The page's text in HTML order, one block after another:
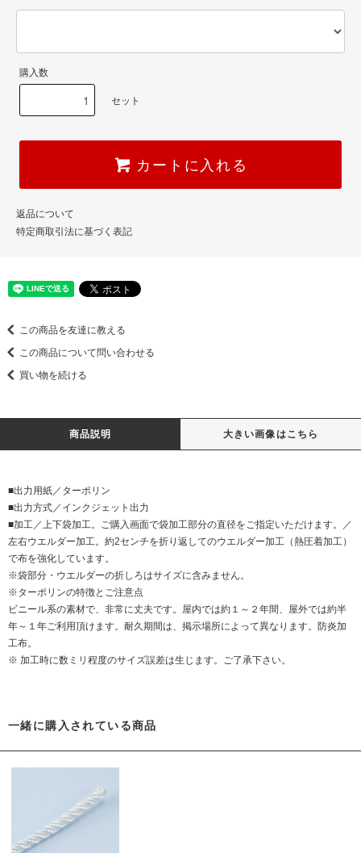
購入数
セット
カートに入れる
返品について
特定商取引法に基づく表記
この商品を友達に教える
この商品について問い合わせる
買い物を続ける
商品説明 大きい画像はこちら
■出力用紙／ターポリン
■出力方式／インクジェット出力
■加工／上下袋加工。ご購入画面で袋加工部分の直径をご指定いただけます。／
左右ウエルダー加工。約2センチを折り返してのウエルダー加工（熱圧着加工）
で布を強化しています。
※袋部分・ウエルダーの折しろはサイズに含みません。
※ターポリンの特徴とご注意点
ビニール系の素材で、非常に丈夫です。屋内では約１～２年間、屋外では約半
年～１年ご利用頂けます。耐久期間は、掲示場所によって異なります。防炎加
工布。
※ 加工時に数ミリ程度のサイズ誤差は生じます。ご了承下さい。
一緒に購入されている商品